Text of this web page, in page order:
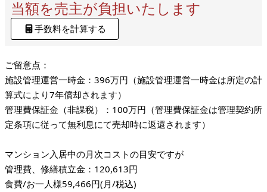
当額を売主が負担いたします
手数料を計算する
ご留意点：
施設管理運営一時金：396万円（施設管理運営一時金は所定の計
算式により7年償却されます）
管理費保証金（非課税）：100万円（管理費保証金は管理契約所
定条項に従って無利息にて売却時に返還されます）
マンション入居中の月次コストの目安ですが
管理費、修繕積立金：120,613円
食費/お一人様59,466円(月/税込)